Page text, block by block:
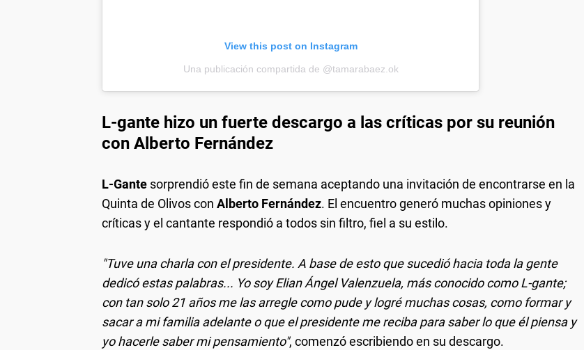
View this post on Instagram
Una publicación compartida de @tamarabaez.ok
L-gante hizo un fuerte descargo a las críticas por su reunión
con Alberto Fernández
L-Gante sorprendió este fin de semana aceptando una invitación de encontrarse en la
Quinta de Olivos con Alberto Fernández. El encuentro generó muchas opiniones y
críticas y el cantante respondió a todos sin filtro, fiel a su estilo.
"Tuve una charla con el presidente. A base de esto que sucedió hacia toda la gente
dedicó estas palabras... Yo soy Elian Ángel Valenzuela, más conocido como L-gante;
con tan solo 21 años me las arregle como pude y logré muchas cosas, como formar y
sacar a mi familia adelante o que el presidente me reciba para saber lo que él piensa y
yo hacerle saber mi pensamiento", comenzó escribiendo en su descargo.